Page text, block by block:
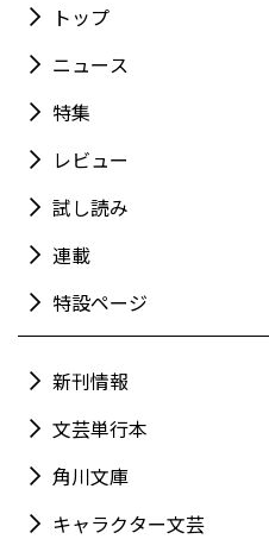
トップ
ニュース
特集
レビュー
試し読み
連載
特設ページ
新刊情報
文芸単行本
角川文庫
キャラクター文芸